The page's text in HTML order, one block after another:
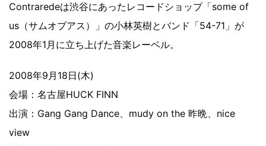
Contraredeは渋谷にあったレコードショップ「some of
us（サムオブアス）」の小林英樹とバンド「54-71」が
2008年1月に立ち上げた音楽レーベル。
2008年9月18日(木)
会場：名古屋HUCK FINN
出演：Gang Gang Dance、mudy on the 昨晩、nice
view